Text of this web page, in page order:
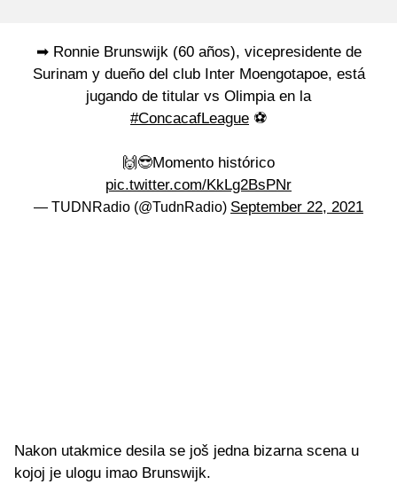
➡ Ronnie Brunswijk (60 años), vicepresidente de
Surinam y dueño del club Inter Moengotapoe, está
jugando de titular vs Olimpia en la
#ConcacafLeague ⚽️
🙌😎Momento histórico
pic.twitter.com/KkLg2BsPNr
— TUDNRadio (@TudnRadio) September 22, 2021
Nakon utakmice desila se još jedna bizarna scena u
kojoj je ulogu imao Brunswijk.